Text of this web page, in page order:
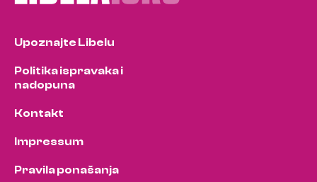
Upoznajte Libelu
Politika ispravaka i
nadopuna
Kontakt
Impressum
Pravila ponašanja